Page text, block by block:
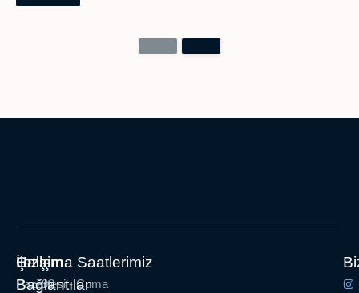
İletişim
+90
Hızlı
Bağlantılar
Çalışma Saatlerimiz
Pazartesi - Cuma